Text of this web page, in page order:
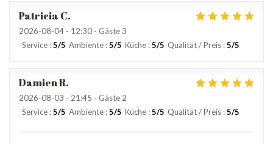
Patricia C
2026-08-04 - 12:30 - Gäste 3
Service :5/5 Ambiente :5/5 Küche :5/5 Qualität / Preis :5/5
DamienR
2026-08-03 - 21:45 - Gäste 2
Service :5/5 Ambiente :5/5 Küche :5/5 Qualität / Preis :5/5